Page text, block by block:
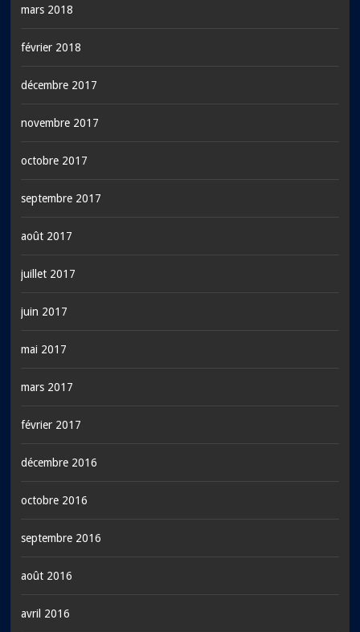
mars 2018
février 2018
décembre 2017
novembre 2017
octobre 2017
septembre 2017
août 2017
juillet 2017
juin 2017
mai 2017
mars 2017
février 2017
décembre 2016
octobre 2016
septembre 2016
août 2016
avril 2016